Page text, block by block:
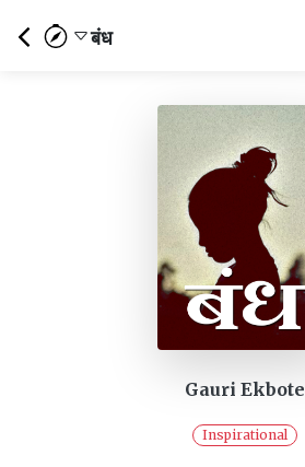
बंध
Gauri Ekbote
Inspirational